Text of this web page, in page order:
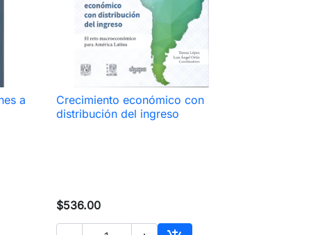
a
 Vista rápida
Crecimiento económico con
distribución del ingreso
$536.00